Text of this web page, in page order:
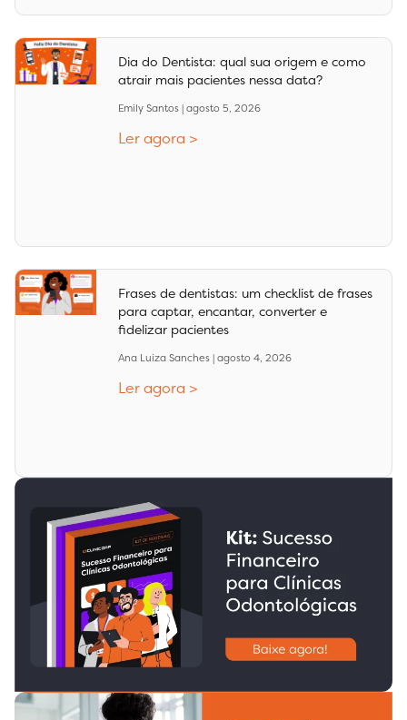
Dia do Dentista: qual sua origem e como
atrair mais pacientes nessa data?
Emily Santos agosto 5, 2026
Ler agora >
Frases de dentistas: um checklist de frases
para captar, encantar, converter e
fidelizar pacientes
Ana Luiza Sanches agosto 4, 2026
Ler agora >